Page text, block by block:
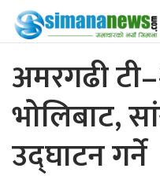
अमरगढी
भोलिबाट,
उद्घाटन गर्ने